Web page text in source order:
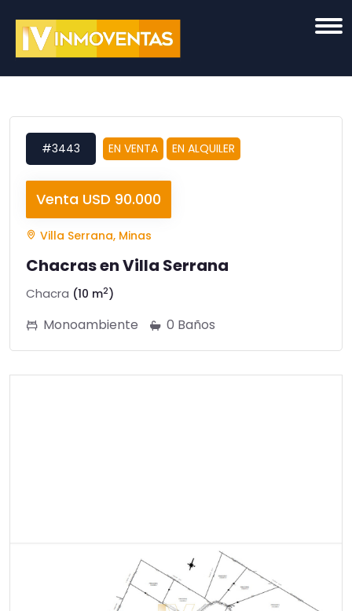
#3443 EN VENTA EN ALQUILER
Venta USD 90.000
Villa Serrana, Minas
Chacras en Villa Serrana
Chacra (10 m2)
Monoambiente 0 Baños